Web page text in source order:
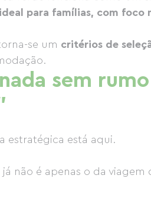
para famílias, com foco
se um critérios de
sem
estratégica está aqui.
não é apenas o da viagem